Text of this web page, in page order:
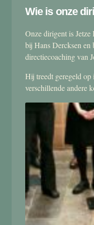
Wie is onze
Onze dirigent is
bij Hans Dercksen en
directiecoaching van
Hij treedt geregeld op
verschillende andere